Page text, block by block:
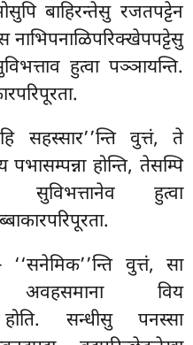
बाहिरन्तेसु रजतपट्टेन
हुत्वा पञ्ञायन्ति.
सहस्सार’’न्ति वुत्तं, ते
होन्ति, तेसम्पि
सुविभत्तानेव हुत्वा
वुत्तं, सा
अवहसमाना विय
होति. सन्धीसु पनस्सा